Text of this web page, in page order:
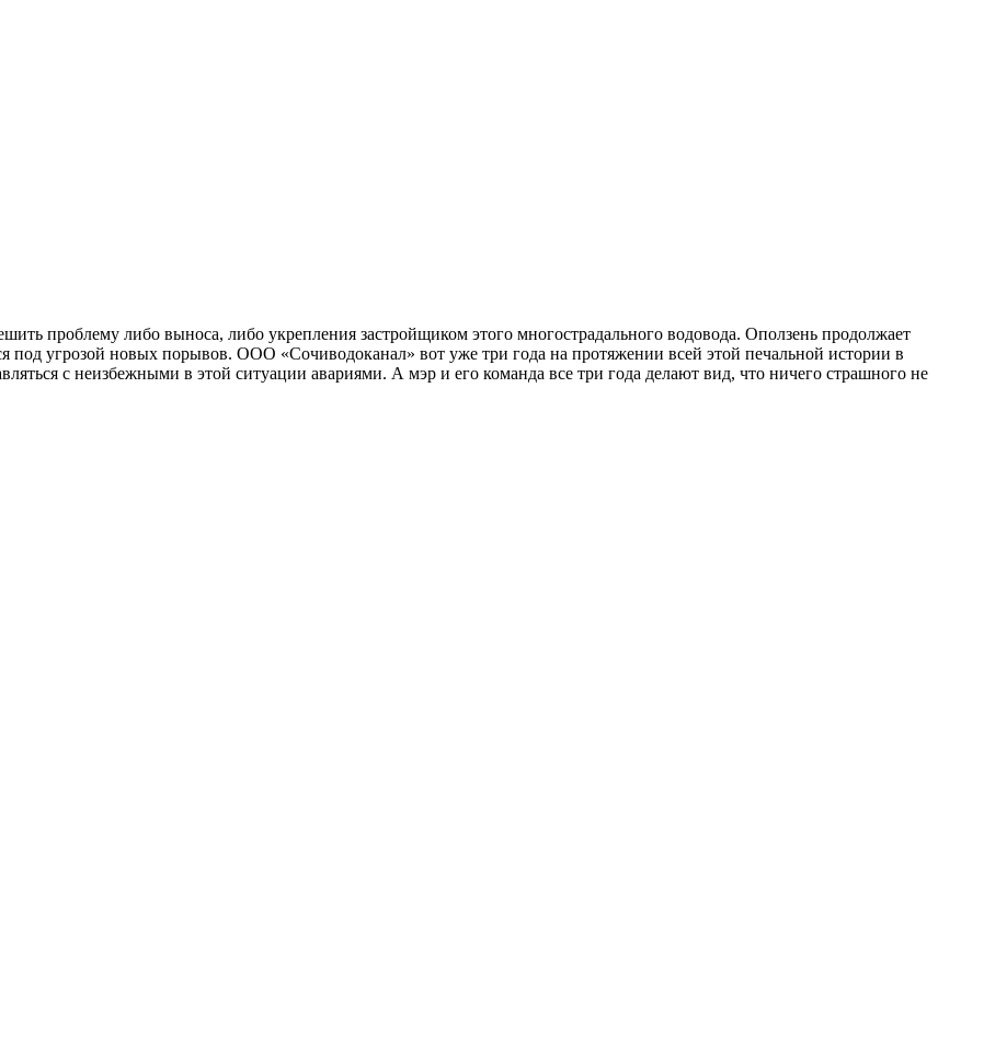
проблему либо выноса, либо укрепления застройщиком этого многострадального водовода. Оползень продолжает
под угрозой новых порывов. ООО «Сочиводоканал» вот уже три года на протяжении всей этой печальной истории в
с неизбежными в этой ситуации авариями. А мэр и его команда все три года делают вид, что ничего страшного не